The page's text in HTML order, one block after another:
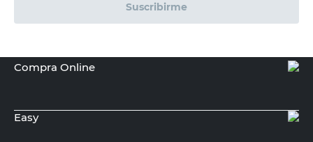
Suscribirme
Compra Online
Easy